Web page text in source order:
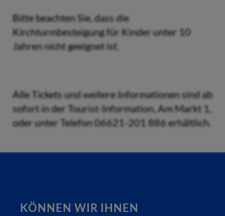
Bitte beachten Sie, dass die
Kirchturmbesteigung für Kinder unter 10
Jahren nicht geeignet ist.
Alle Tickets und weitere Informationen sind ab
sofort in der Tourist-Information, Am Markt 1,
oder unter Telefon 06621-201 886 erhältlich.
KÖNNEN WIR IHNEN